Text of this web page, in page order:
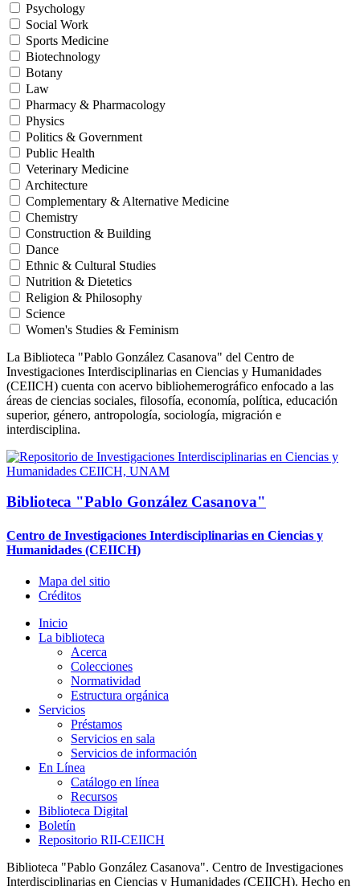
Psychology
Social Work
Sports Medicine
Biotechnology
Botany
Law
Pharmacy & Pharmacology
Physics
Politics & Government
Public Health
Veterinary Medicine
Architecture
Complementary & Alternative Medicine
Chemistry
Construction & Building
Dance
Ethnic & Cultural Studies
Nutrition & Dietetics
Religion & Philosophy
Science
Women's Studies & Feminism
La Biblioteca "Pablo González Casanova" del Centro de
Investigaciones Interdisciplinarias en Ciencias y Humanidades
(CEIICH) cuenta con acervo bibliohemerográfico enfocado a las
áreas de ciencias sociales, filosofía, economía, política, educación
superior, género, antropología, sociología, migración e
interdisciplina.
Biblioteca "Pablo González Casanova"
Centro de Investigaciones Interdisciplinarias en Ciencias y
Humanidades (CEIICH)
Mapa del sitio
Créditos
Inicio
La biblioteca
Acerca
Colecciones
Normatividad
Estructura orgánica
Servicios
Préstamos
Servicios en sala
Servicios de información
En Línea
Catálogo en línea
Recursos
Biblioteca Digital
Boletín
Repositorio RII-CEIICH
Biblioteca "Pablo González Casanova". Centro de Investigaciones
Interdisciplinarias en Ciencias y Humanidades (CEIICH). Hecho en